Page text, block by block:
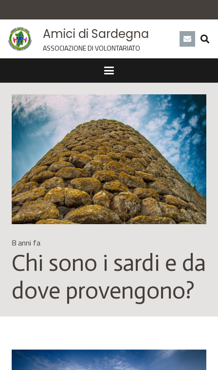
Amici di Sardegna
ASSOCIAZIONE DI VOLONTARIATO
8 anni fa
Chi sono i sardi e da
dove provengono?